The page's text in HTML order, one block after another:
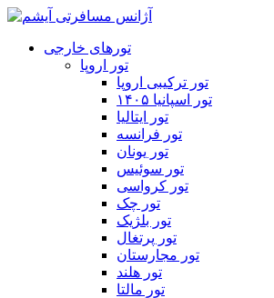
تورهای خارجی
تور اروپا
تور ترکیبی اروپا
تور اسپانیا ۱۴۰۵
تور ایتالیا
تور فرانسه
تور یونان
تور سوئیس
تور کرواسی
تور چک
تور بلژیک
تور پرتغال
تور مجارستان
تور هلند
تور مالتا